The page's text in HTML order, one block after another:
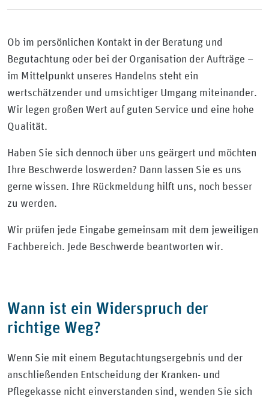
Ob im persönlichen Kontakt in der Beratung und
Begutachtung oder bei der Organisation der Aufträge –
im Mittelpunkt unseres Handelns steht ein
wertschätzender und umsichtiger Umgang miteinander.
Wir legen großen Wert auf guten Service und eine hohe
Qualität.
Haben Sie sich dennoch über uns geärgert und möchten
Ihre Beschwerde loswerden? Dann lassen Sie es uns
gerne wissen. Ihre Rückmeldung hilft uns, noch besser
zu werden.
Wir prüfen jede Eingabe gemeinsam mit dem jeweiligen
Fachbereich. Jede Beschwerde beantworten wir.
Wann ist ein Widerspruch der
richtige Weg?
Wenn Sie mit einem Begutachtungsergebnis und der
anschließenden Entscheidung der Kranken- und
Pflegekasse nicht einverstanden sind, wenden Sie sich